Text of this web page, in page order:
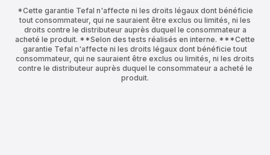
*Cette garantie Tefal n'affecte ni les droits légaux dont bénéficie
tout consommateur, qui ne sauraient être exclus ou limités, ni les
droits contre le distributeur auprès duquel le consommateur a
acheté le produit. **Selon des tests réalisés en interne. ***Cette
garantie Tefal n'affecte ni les droits légaux dont bénéficie tout
consommateur, qui ne sauraient être exclus ou limités, ni les droits
contre le distributeur auprès duquel le consommateur a acheté le
produit.